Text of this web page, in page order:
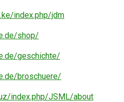
index.php/jdm
shop/
geschichte/
broschuere/
index.php/JSML/about